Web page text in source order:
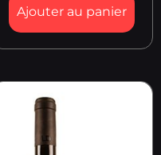
Ajouter au panier